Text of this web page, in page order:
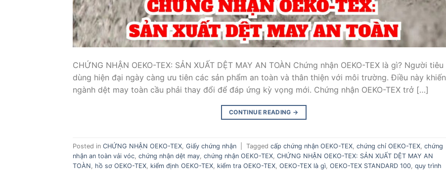
CHỨNG NHẬN OEKO-TEX: SẢN XUẤT DỆT MAY AN TOÀN Chứng nhận OEKO-TEX là gì? Người tiêu
dùng hiện đại ngày càng ưu tiên các sản phẩm an toàn và thân thiện với môi trường. Điều này khiến
ngành dệt may toàn cầu phải thay đổi để đáp ứng kỳ vọng mới. Chứng nhận OEKO-TEX trở […]
CONTINUE READING →
Posted in CHỨNG NHẬN OEKO-TEX Giấy chứng nhận Tagged cấp chứng nhận OEKO-TEX chứng chỉ OEKO-TEX chứng
nhận an toàn vải vóc chứng nhận dệt may chứng nhận OEKO-TEX CHỨNG NHẬN OEKO-TEX: SẢN XUẤT DỆT MAY AN
TOÀN
hồ sơ OEKO-TEX kiểm định OEKO-TEX kiểm tra OEKO-TEX OEKO-TEX là gì OEKO-TEX STANDARD 100 quy trình